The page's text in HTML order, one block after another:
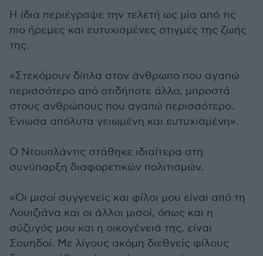
Η ίδια περιέγραψε την τελετή ως μία από τις
πιο ήρεμες και ευτυχισμένες στιγμές της ζωής
της.
«Στεκόμουν δίπλα στον άνθρωπο που αγαπώ
περισσότερο από οτιδήποτε άλλο, μπροστά
στους ανθρώπους που αγαπώ περισσότερο.
Ένιωσα απόλυτα γειωμένη και ευτυχισμένη».
Ο Ντουπλάντις στάθηκε ιδιαίτερα στη
συνύπαρξη διαφορετικών πολιτισμών.
«Οι μισοί συγγενείς και φίλοι μου είναι από τη
Λουιζιάνα και οι άλλοι μισοί, όπως και η
σύζυγός μου και η οικογένειά της, είναι
Σουηδοί. Με λίγους ακόμη διεθνείς φίλους